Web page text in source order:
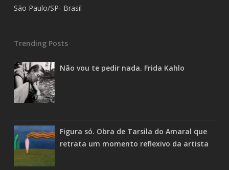
São Paulo/SP- Brasil
Trending Posts
Não vou te pedir nada. Frida Kahlo
Figura só. Obra de Tarsila do Amaral que
retrata um momento reflexivo da artista